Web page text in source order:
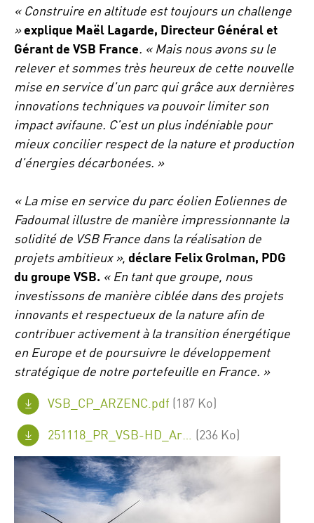
« Construire en altitude est toujours un challenge
»explique Maël Lagarde, Directeur Général et
Gérant de VSB France. « Mais nous avons su le
relever et sommes très heureux de cette nouvelle
mise en service d’un parc qui grâce aux dernières
innovations techniques va pouvoir limiter son
impact avifaune. C’est un plus indéniable pour
mieux concilier respect de la nature et production
d’énergies décarbonées. »
« La mise en service du parc éolien Eoliennes de
Fadoumal illustre de manière impressionnante la
solidité de VSB France dans la réalisation de
projets ambitieux », déclare Felix Grolman, PDG
du groupe VSB. « En tant que groupe, nous
investissons de manière ciblée dans des projets
innovants et respectueux de la nature afin de
contribuer activement à la transition énergétique
en Europe et de poursuivre le développement
stratégique de notre portefeuille en France. »
VSB_CP_ARZENC.pdf (187 Ko)
251118_PR_VSB-HD_Arzenc_FINAL_en.pdf
(236 Ko)